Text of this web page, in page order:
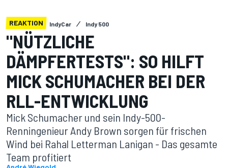
REAKTION IndyCar Indy 500
"NÜTZLICHE
DÄMPFERTESTS": SO HILFT
MICK SCHUMACHER BEI DER
RLL-ENTWICKLUNG
Mick Schumacher und sein Indy-500-
Renningenieur Andy Brown sorgen für frischen
Wind bei Rahal Letterman Lanigan - Das gesamte
Team profitiert